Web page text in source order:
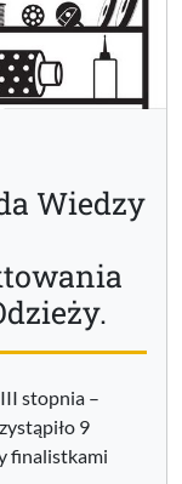
Wiedzy
stopnia –
9
finalistkami